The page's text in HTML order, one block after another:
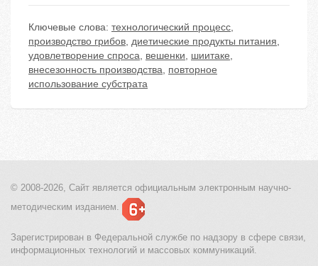
Ключевые слова: технологический процесс,
производство грибов, диетические продукты питания,
удовлетворение спроса, вешенки, шиитаке,
внесезонность производства, повторное
использование субстрата
© 2008-2026, Сайт является официальным электронным научно-
методическим изданием.
Зарегистрирован в Федеральной службе по надзору в сфере связи,
информационных технологий и массовых коммуникаций.